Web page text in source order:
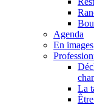
Agenda
En images
La